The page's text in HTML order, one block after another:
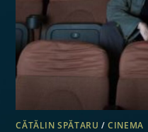
CĂTĂLIN SPĂTARU /CINEMA